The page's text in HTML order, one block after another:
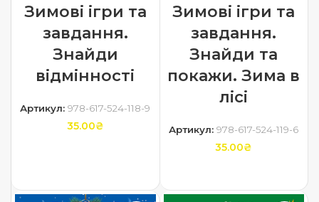
Зимові ігри та
завдання.
Знайди
відмінності
Артикул:978-617-524-118-9
35.00₴
Зимові ігри та
завдання.
Знайди та
покажи. Зима в
лісі
Артикул:978-617-524-119-6
35.00₴